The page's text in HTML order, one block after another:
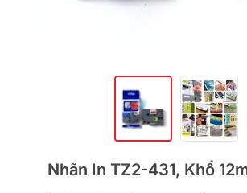
Nhãn In TZ2-431, Khổ